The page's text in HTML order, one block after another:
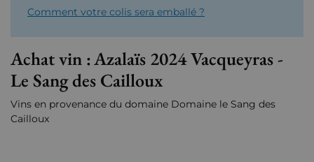
Comment votre colis sera emballé ?
Achat vin :Azalaïs 2024 Vacqueyras -
Le Sang des Cailloux
Vins en provenance du domaine Domaine le Sang des
Cailloux